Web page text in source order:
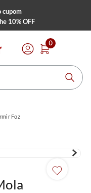
cupom
10% OFF
0
Foz